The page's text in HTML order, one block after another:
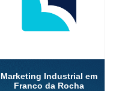
Marketing Industrial em
Franco da Rocha